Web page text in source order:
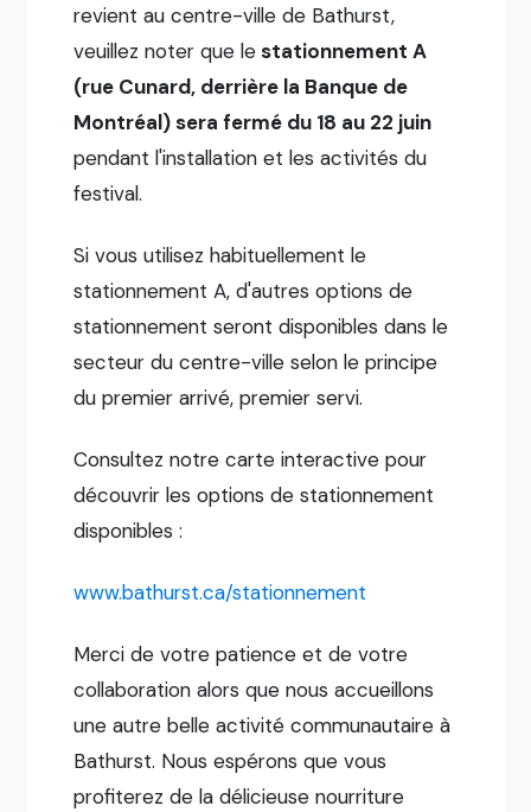
revient au centre-ville de Bathurst,
veuillez noter que lestationnement A
(rue Cunard, derrière la Banque de
Montréal) sera fermé du 18 au 22 juin
pendant l'installation et les activités du
festival.
Si vous utilisez habituellement le
stationnement A, d'autres options de
stationnement seront disponibles dans le
secteur du centre-ville selon le principe
du premier arrivé, premier servi.
Consultez notre carte interactive pour
découvrir les options de stationnement
disponibles :
www.bathurst.ca/stationnement
Merci de votre patience et de votre
collaboration alors que nous accueillons
une autre belle activité communautaire à
Bathurst. Nous espérons que vous
profiterez de la délicieuse nourriture